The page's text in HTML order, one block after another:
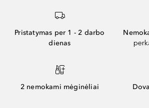
Pristatymas per 1 - 2 darbo
dienas
2 nemokami mėginėliai